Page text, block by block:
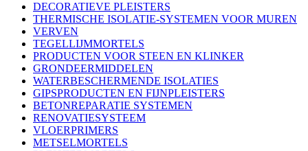
DECORATIEVE PLEISTERS
THERMISCHE ISOLATIE-SYSTEMEN VOOR MUREN
VERVEN
TEGELLIJMMORTELS
PRODUCTEN VOOR STEEN EN KLINKER
GRONDEERMIDDELEN
WATERBESCHERMENDE ISOLATIES
GIPSPRODUCTEN EN FIJNPLEISTERS
BETONREPARATIE SYSTEMEN
RENOVATIESYSTEEM
VLOERPRIMERS
METSELMORTELS